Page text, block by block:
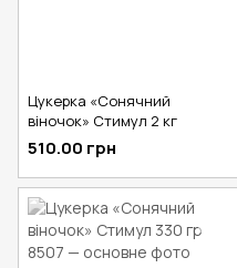
Цукерка «Сонячний
віночок» Стимул 2 кг
510.00 грн